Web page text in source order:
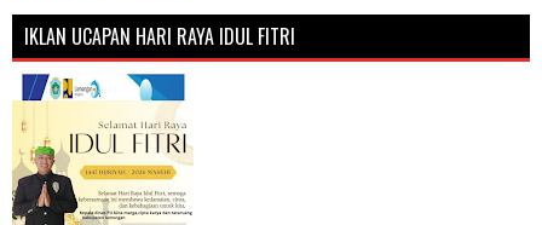
IKLAN UCAPAN HARI RAYA IDUL FITRI